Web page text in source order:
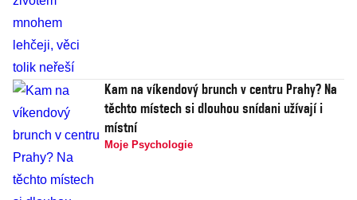
Kam na víkendový brunch v centru Prahy? Na
těchto místech si dlouhou snídani užívají i
místní
Moje Psychologie